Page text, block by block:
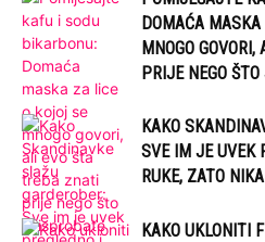
DOMAĆA
MNOGO
PRIJE NEGO
KAKO
SVE IM JE UVEK
RUKE, ZATO
KAKO UKLONITI